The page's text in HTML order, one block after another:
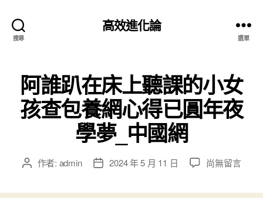
搜尋
高效進化論
選單
阿誰趴在床上聽課的小女
孩查包養網心得已圓年夜
學夢_中國網
文 作者: admin
文 2024 年 5 月 11 日
在
尚無留言